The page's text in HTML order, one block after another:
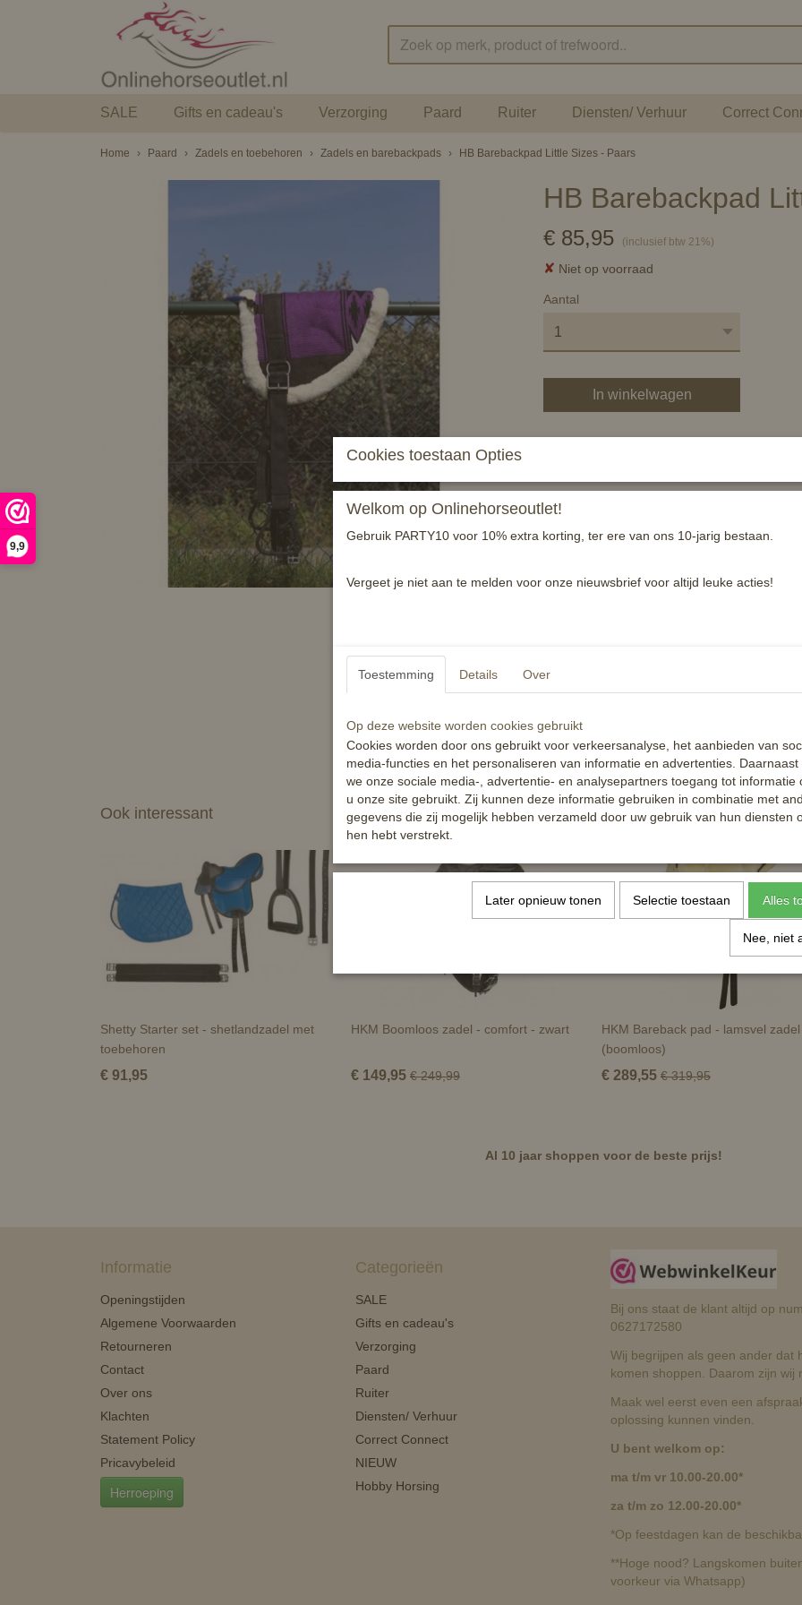
9,9
SALE Gifts en cadeau's Verzorging Paard Ruiter Diensten/ Verhuur Correct
Home › Paard › Zadels en toebehoren › Zadels en barebackpads › HB Barebackpad Little Sizes - Paars
HB Barebackpad
€ 85,95 (inclusief btw 21%)
✘ Niet op voorraad
Aantal
In winkelwagen
Geleverd met singel, beugelriemen en
Ook interessant
Shetty Starter set - shetlandzadel met
toebehoren
€ 91,95
HKM Boomloos zadel - comfort - zwart
€ 149,95 € 249,99
HKM Bareback pad - lamsvel zadel
(boomloos)
€ 289,55 € 319,95
Al 10 jaar shoppen voor de beste prijs!
Informatie
Openingstijden
Algemene Voorwaarden
Retourneren
Contact
Over ons
Klachten
Statement Policy
Pricavybeleid
Herroeping
Categorieën
SALE
Gifts en cadeau's
Verzorging
Paard
Ruiter
Diensten/ Verhuur
Correct Connect
NIEUW
Hobby Horsing
Bij ons staat de klant altijd op
0627172580
Wij begrijpen als geen ander dat
komen shoppen. Daarom zijn wij
Maak wel eerst even een
oplossing kunnen vinden.
U bent welkom op:
ma t/m vr 10.00-20.00*
za t/m zo 12.00-20.00*
*Op feestdagen kan de
**Hoge nood? Langskomen
voorkeur via Whatsapp)
Cookies toestaan Opties
Welkom op Onlinehorseoutlet!
Gebruik PARTY10 voor 10% extra korting, ter ere van ons 10-jarig bestaan.
Vergeet je niet aan te melden voor onze nieuwsbrief voor altijd leuke acties!
Toestemming Details Over
Op deze website worden cookies gebruikt
Cookies worden door ons gebruikt voor verkeersanalyse, het aanbieden van
media-functies en het personaliseren van informatie en advertenties. Daarnaast
we onze sociale media-, advertentie- en analysepartners toegang tot informatie
u onze site gebruikt. Zij kunnen deze informatie gebruiken in combinatie met
gegevens die zij mogelijk hebben verzameld door uw gebruik van hun diensten
hen hebt verstrekt.
Later opnieuw tonen Selectie toestaan Alles
Nee, niet